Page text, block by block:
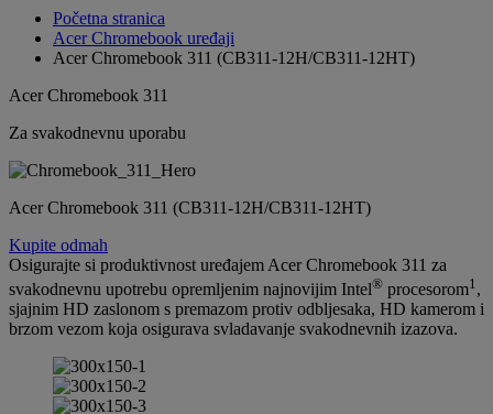
Početna stranica
Acer Chromebook uređaji
Acer Chromebook 311 (CB311-12H/CB311-12HT)
Acer Chromebook 311
Za svakodnevnu uporabu
Acer Chromebook 311 (CB311-12H/CB311-12HT)
Kupite odmah
Osigurajte si produktivnost uređajem Acer Chromebook 311 za
svakodnevnu upotrebu opremljenim najnovijim Intel® procesorom1 ,
sjajnim HD zaslonom s premazom protiv odbljesaka, HD kamerom i
brzom vezom koja osigurava svladavanje svakodnevnih izazova.